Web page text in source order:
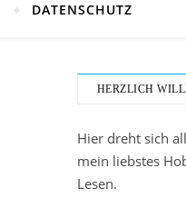
DATENSCHUTZ
HERZLICH
Hier dreht sich
mein liebstes
Lesen.